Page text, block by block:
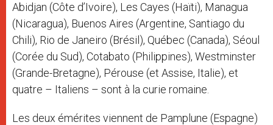
Abidjan (Côte d’Ivoire), Les Cayes (Haïti), Managua
(Nicaragua), Buenos Aires (Argentine, Santiago du
Chili), Rio de Janeiro (Brésil), Québec (Canada), Séoul
(Corée du Sud), Cotabato (Philippines), Westminster
(Grande-Bretagne), Pérouse (et Assise, Italie), et
quatre – Italiens – sont à la curie romaine.
Les deux émérites viennent de Pamplune (Espagne)